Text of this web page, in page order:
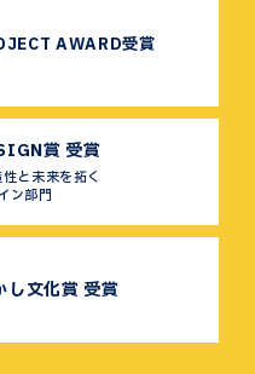
AWARD受賞
賞 受賞
と未来を拓く
ン部門
し文化賞 受賞